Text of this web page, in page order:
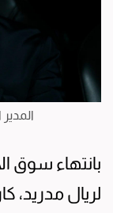
بانتهاء سوق
لريال مدريد،